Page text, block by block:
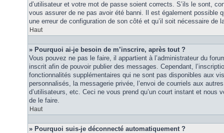
d’utilisateur et votre mot de passe soient corrects. S’ils le sont,
vous assurer de ne pas avoir été banni. Il est également possible
une erreur de configuration de son côté et qu’il soit nécessaire de
Haut
» Pourquoi ai-je besoin de m’inscrire, après tout ?
Vous pouvez ne pas le faire, il appartient à l’administrateur du
inscrit afin de pouvoir publier des messages. Cependant,
fonctionnalités supplémentaires qui ne sont pas disponibles aux
personnalisés, la messagerie privée, l’envoi de courriels aux
d’utilisateurs, etc. Ceci ne vous prend qu’un court instant et nous
de le faire.
Haut
» Pourquoi suis-je déconnecté automatiquement ?